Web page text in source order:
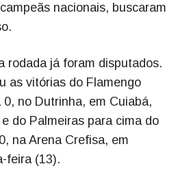
nacionais, buscaram
rodada já foram disputados.
as vitórias do Flamengo
no Dutrinha, em Cuiabá,
do Palmeiras para cima do
na Arena Crefisa, em
feira (13).